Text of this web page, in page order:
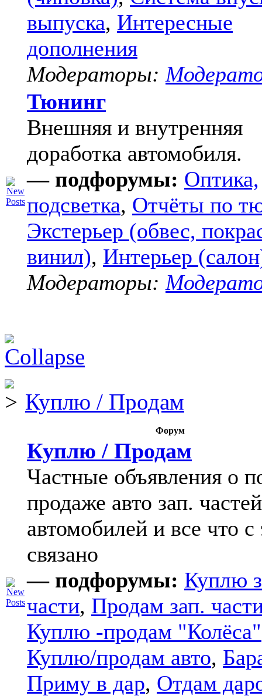
выпуска, Интересные
дополнения
Модераторы:
Тюнинг
Внешняя и внутренняя
доработка автомобиля.
— подфорумы: Оптика,
подсветка, Отчёты по
Экстерьер (обвес,
винил), Интерьер
Модераторы:
Куплю / Продам
Форум
Куплю / Продам
Частные объявления о
продаже авто зап.
автомобилей и все что с
связано
— подфорумы: Куплю
части, Продам зап.
Куплю -продам "Колёса"
Куплю/продам авто,
Приму в дар, Отдам